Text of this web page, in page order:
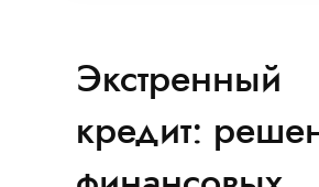
Экстренный
кредит: